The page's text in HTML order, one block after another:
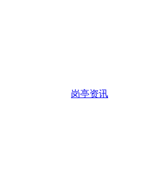
岗亭资讯